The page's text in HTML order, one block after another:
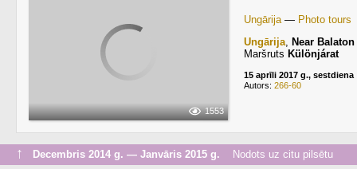
1553
Ungārija— Photo tours
Ungārija, Near Balaton
Maršruts Különjárat
15 aprīli 2017 g., sestdiena
Autors: 266-60
↑ Decembris 2014 g. — Janvāris 2015 g. Nodots uz citu pilsētu